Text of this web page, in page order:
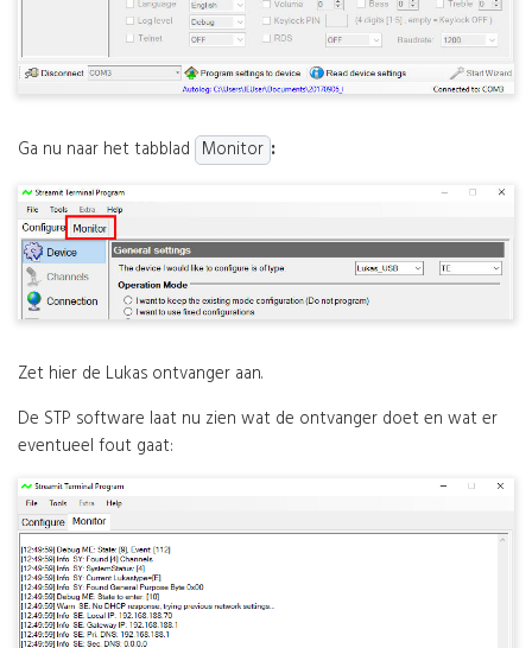
Ga nu naar het tabblad Monitor :
Zet hier de Lukas ontvanger aan.
De STP software laat nu zien wat de ontvanger doet en wat er
eventueel fout gaat: